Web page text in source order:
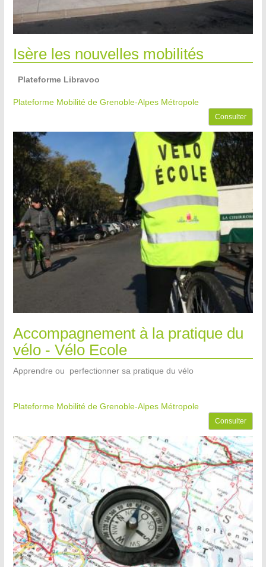
Isère les nouvelles mobilités
Plateforme Libravoo
Plateforme Mobilité de Grenoble-Alpes Métropole
Consulter
Accompagnement à la pratique du
vélo - Vélo Ecole
Apprendre ou perfectionner sa pratique du vélo
Plateforme Mobilité de Grenoble-Alpes Métropole
Consulter